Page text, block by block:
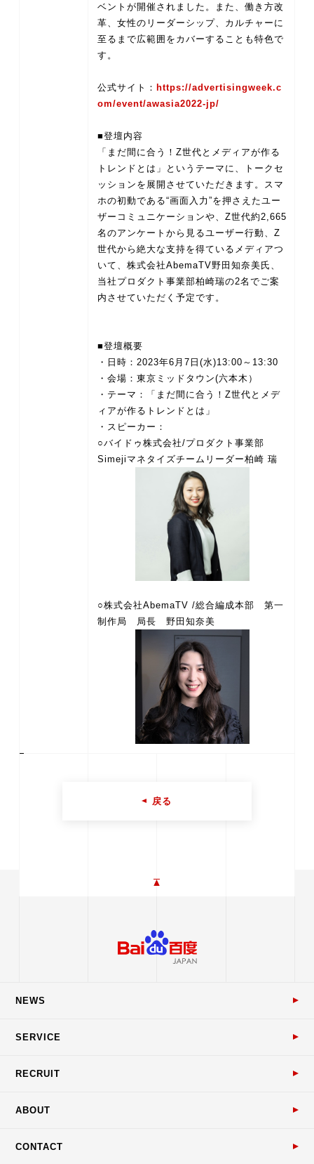
ベントが開催されました。また、働き方改
革、女性のリーダーシップ、カルチャーに
至るまで広範囲をカバーすることも特色で
す。
公式サイト： https://advertisingweek.c
om/event/awasia2022-jp/
■登壇内容
「まだ間に合う！Z世代とメディアが作る
トレンドとは」というテーマに、トークセ
ッションを展開させていただきます。スマ
ホの初動である“画面入力”を押さえたユー
ザーコミュニケーションや、Z世代約2,665
名のアンケートから見るユーザー行動、Z
世代から絶大な支持を得ているメディアつ
いて、株式会社AbemaTV野田知奈美氏、
当社プロダクト事業部柏崎瑞の2名でご案
内させていただく予定です。
■登壇概要
・日時：2023年6月7日(水)13:00～13:30
・会場：東京ミッドタウン(六本木）
・テーマ：「まだ間に合う！Z世代とメデ
ィアが作るトレンドとは」
・スピーカー：
○バイドゥ株式会社/プロダクト事業部
○株式会社AbemaTV /総合編成本部 第一
戻る
NEWS
SERVICE
RECRUIT
ABOUT
CONTACT